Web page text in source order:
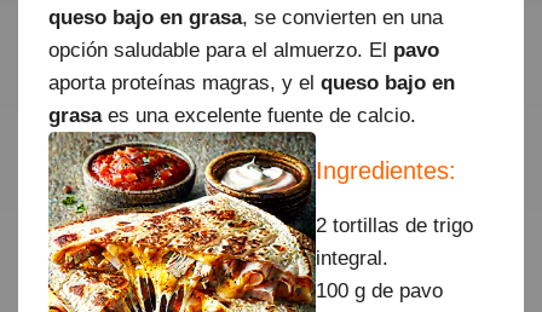
queso bajo en grasa, se convierten en una
opción saludable para el almuerzo. El pavo
aporta proteínas magras, y el queso bajo en
grasaes una excelente fuente de calcio.
Ingredientes:
2 tortillas de trigo
integral.
100 g de pavo